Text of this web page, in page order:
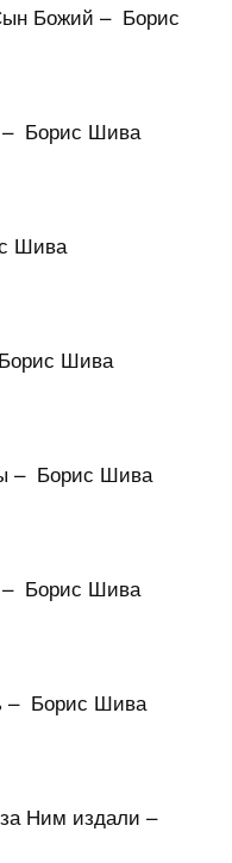
Божий – Борис
– Борис Шива
Шива
Шива
– Борис Шива
– Борис Шива
– Борис Шива
Ним издали –